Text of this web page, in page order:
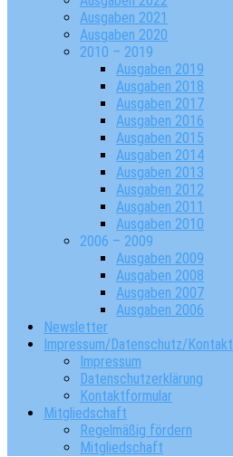
Ausgaben 2021
Ausgaben 2020
2010 – 2019
Ausgaben 2019
Ausgaben 2018
Ausgaben 2017
Ausgaben 2016
Ausgaben 2015
Ausgaben 2014
Ausgaben 2013
Ausgaben 2012
Ausgaben 2011
Ausgaben 2010
2006 – 2009
Ausgaben 2009
Ausgaben 2008
Ausgaben 2007
Ausgaben 2006
Newsletter
Impressum/Datenschutz/Kontakt
Impressum
Datenschutzerklärung
Kontaktformular
Mitgliedschaft
Regelmäßig fördern
Mitgliedschaft